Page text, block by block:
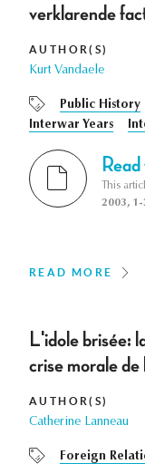
verklarende
AUTHOR(S)
Kurt Vandaele
Public History
Interwar Years
This
2003,
READ MORE
L'idole brisée:
crise morale
AUTHOR(S)
Catherine Lanneau
Foreign